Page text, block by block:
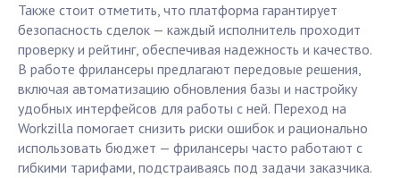
Также стоит отметить, что платформа гарантирует
безопасность сделок — каждый исполнитель проходит
проверку и рейтинг, обеспечивая надежность и качество.
В работе фрилансеры предлагают передовые решения,
включая автоматизацию обновления базы и настройку
удобных интерфейсов для работы с ней. Переход на
Workzilla помогает снизить риски ошибок и рационально
использовать бюджет — фрилансеры часто работают с
гибкими тарифами, подстраиваясь под задачи заказчика.